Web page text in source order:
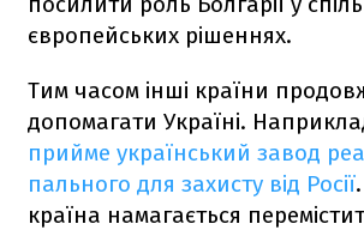
європейських рішеннях.
Тим часом інші країни
допомагати Україні.
прийме український завод
пального для захисту від Росії
країна намагається